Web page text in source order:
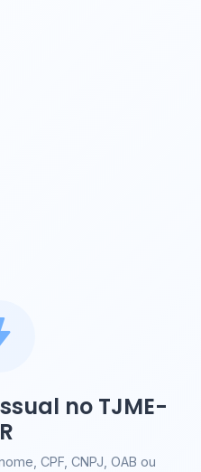
no TJME-
CPF, CNPJ, OAB ou